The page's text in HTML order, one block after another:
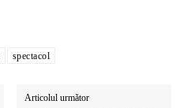
spectacol
Articolul următor